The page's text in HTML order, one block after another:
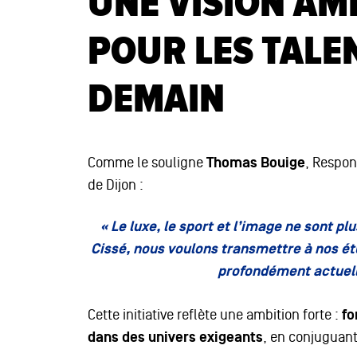
POUR LES
DEMAIN
Comme le souligne Thomas Bouige,
de Dijon :
« Le luxe, le sport et l’image ne sont
Cissé, nous voulons transmettre à nos
profondément
Cette initiative reflète une ambition forte :
dans des univers exigeants, en